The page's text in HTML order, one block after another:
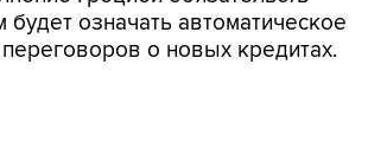
означать автоматическое
о новых кредитах.